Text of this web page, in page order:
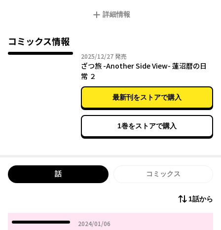
八重歯にポニーテールがチャームポイント、「蓮沼暦」の何気な
詳細情報
コミックス情報
2025/12/272025年12月27日
発売
ざつ旅 -Another Side View- 蓮沼暦の日
常 ２
最新刊をストアで購入
1巻をストアで購入
話 コミックス
1話から
2024/01/06
2024年01月06日